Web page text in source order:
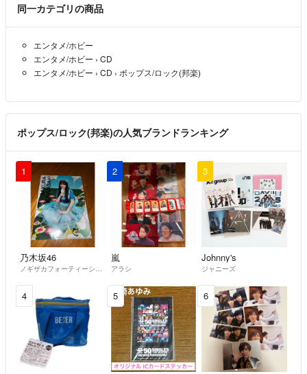
同一カテゴリの商品
エンタメ/ホビー
エンタメ/ホビー › CD
エンタメ/ホビー › CD › ポップス/ロック(邦楽)
ポップス/ロック(邦楽)の人気ブランドランキング
1
乃木坂46
ノギザカフォーティーシックス
2
嵐
アラシ
3
Johnny's
ジャニーズ
4 5 6